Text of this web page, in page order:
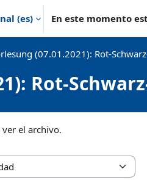
‎(es)‎ En este momento
(07.01.2021): Rot-
Rot-
el archivo.